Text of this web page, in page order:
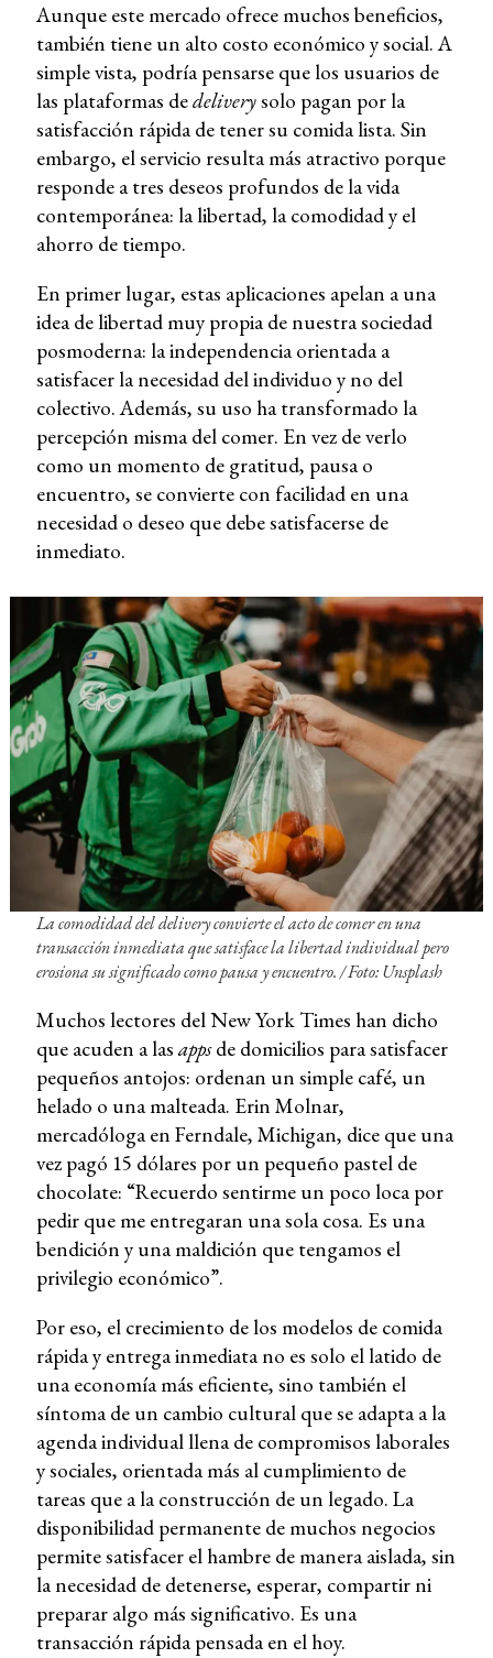
Aunque este mercado ofrece muchos beneficios,
también tiene un alto costo económico y social. A
simple vista, podría pensarse que los usuarios de
las plataformas dedeliverysolo pagan por la
satisfacción rápida de tener su comida lista. Sin
embargo, el servicio resulta más atractivo porque
responde a tres deseos profundos de la vida
contemporánea: la libertad, la comodidad y el
ahorro de tiempo.
En primer lugar, estas aplicaciones apelan a una
idea de libertad muy propia de nuestra sociedad
posmoderna: la independencia orientada a
satisfacer la necesidad del individuo y no del
colectivo. Además, su uso ha transformado la
percepción misma del comer. En vez de verlo
como un momento de gratitud, pausa o
encuentro, se convierte con facilidad en una
necesidad o deseo que debe satisfacerse de
inmediato.
La comodidad del delivery convierte el acto de comer en una
transacción inmediata que satisface la libertad individual pero
erosiona su significado como pausa y encuentro. / Foto: Unsplash
Muchos lectores del New York Times han dicho
que acuden a las appsde domicilios para satisfacer
pequeños antojos: ordenan un simple café, un
helado o una malteada. Erin Molnar,
mercadóloga en Ferndale, Michigan, dice que una
vez pagó 15 dólares por un pequeño pastel de
chocolate: “Recuerdo sentirme un poco loca por
pedir que me entregaran una sola cosa. Es una
bendición y una maldición que tengamos el
privilegio económico”.
Por eso, el crecimiento de los modelos de comida
rápida y entrega inmediata no es solo el latido de
una economía más eficiente, sino también el
síntoma de un cambio cultural que se adapta a la
agenda individual llena de compromisos laborales
y sociales, orientada más al cumplimiento de
tareas que a la construcción de un legado. La
disponibilidad permanente de muchos negocios
permite satisfacer el hambre de manera aislada, sin
la necesidad de detenerse, esperar, compartir ni
preparar algo más significativo. Es una
transacción rápida pensada en el hoy.